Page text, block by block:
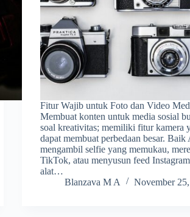
Fitur Wajib untuk Foto dan Video
Membuat konten untuk media sosial
soal kreativitas; memiliki fitur kamera
dapat membuat perbedaan besar. Baik
mengambil selfie yang memukau,
TikTok, atau menyusun feed
alat…
Blanzava M A
November